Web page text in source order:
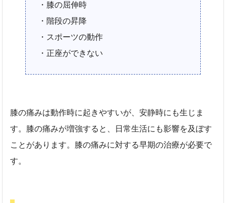
・膝の屈伸時
・階段の昇降
・スポーツの動作
・正座ができない
膝の痛みは動作時に起きやすいが、安静時にも生じま
す。膝の痛みが増強すると、日常生活にも影響を及ぼす
ことがあります。膝の痛みに対する早期の治療が必要で
す。